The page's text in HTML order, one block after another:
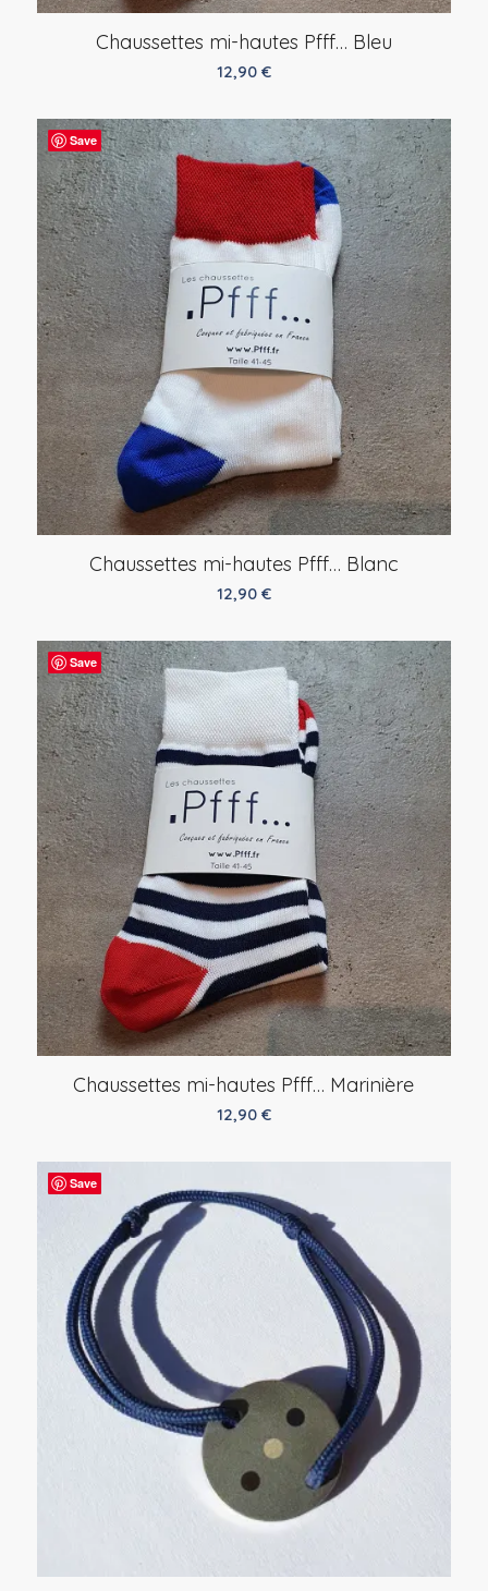
Chaussettes mi-hautes Pfff… Bleu
12,90 €
Save
Chaussettes mi-hautes Pfff… Blanc
12,90 €
Save
Chaussettes mi-hautes Pfff… Marinière
12,90 €
Save